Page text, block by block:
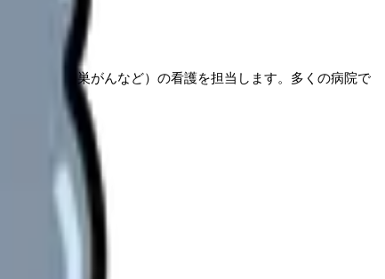
膜症・卵巣がんなど）の看護を担当します。多くの病院で